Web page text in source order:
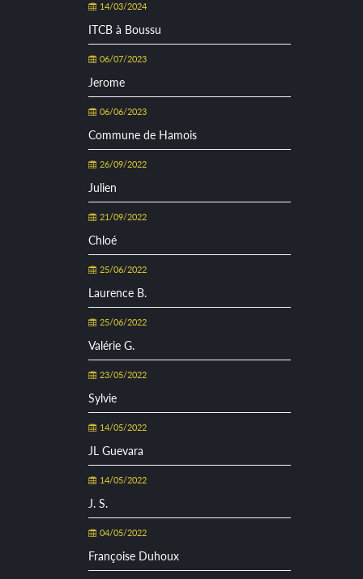
14/03/2024
ITCB à Boussu
06/07/2023
Jerome
06/06/2023
Commune de Hamois
26/09/2022
Julien
21/09/2022
Chloé
25/06/2022
Laurence B.
25/06/2022
Valérie G.
23/05/2022
Sylvie
14/05/2022
JL Guevara
14/05/2022
J. S.
04/05/2022
Françoise Duhoux